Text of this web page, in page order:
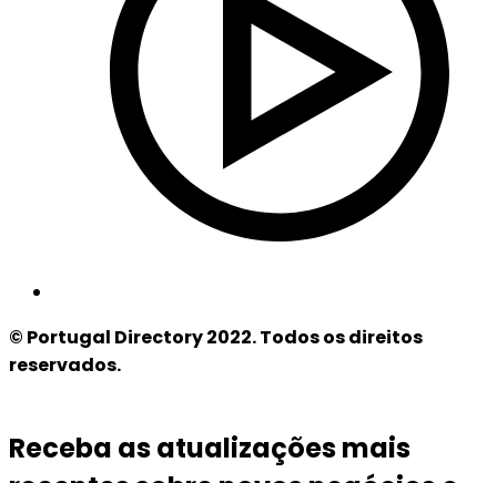
© Portugal Directory 2022. Todos os direitos
reservados.
Receba as atualizações mais